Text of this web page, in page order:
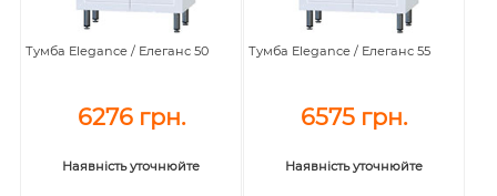
Тумба Elegance / Елеганс 50
6276 грн.
Наявність уточнюйте
Тумба Elegance / Елеганс 55
6575 грн.
Наявність уточнюйте